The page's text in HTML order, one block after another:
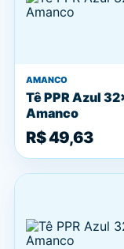
AMANCO
Tê PPR Azul
Amanco
R$ 49,63